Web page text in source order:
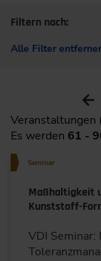
Filtern nach:
Alle Filter
Veranstaltungen
Es werden 61 -
Seminar
Maßhaltigkeit
Kunststoff-
VDI